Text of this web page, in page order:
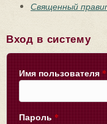
Священный
Вход в систему
Имя пользователя *
Пароль *